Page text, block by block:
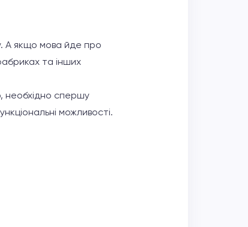
А якщо мова йде про
та інших
необхідно спершу
можливості.